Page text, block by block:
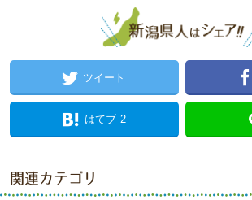
ツイート
はてブ 2
関連カテゴリ